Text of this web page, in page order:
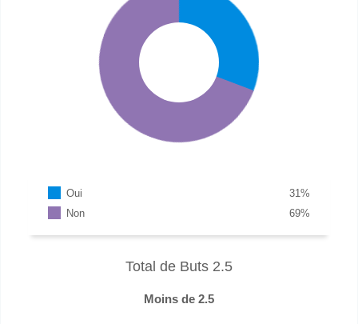
Oui %
31
Non
%
69
Total de Buts 2.5
Moins de 2.5